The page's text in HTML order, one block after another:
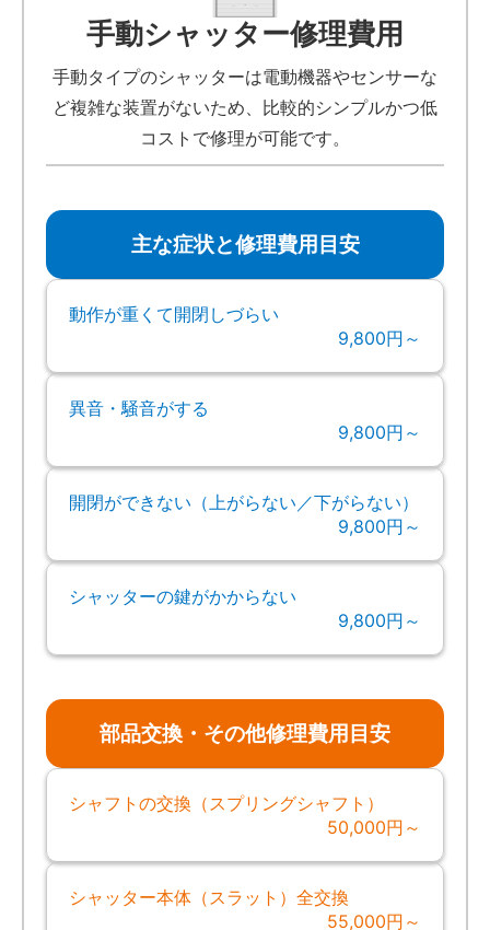
手動シャッター修理費用
手動タイプのシャッターは電動機器やセンサーな
ど複雑な装置がないため、比較的シンプルかつ低
コストで修理が可能です。
主な症状と修理費用目安
動作が重くて開閉しづらい
9,800円～
異音・騒音がする
9,800円～
開閉ができない（上がらない／下がらない）
9,800円～
シャッターの鍵がかからない
9,800円～
部品交換・その他修理費用目安
シャフトの交換（スプリングシャフト）
50,000円～
シャッター本体（スラット）全交換
55,000円～